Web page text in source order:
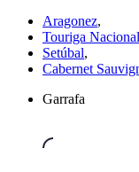
Aragonez,
Touriga Nacional
Setúbal,
Cabernet
Garrafa